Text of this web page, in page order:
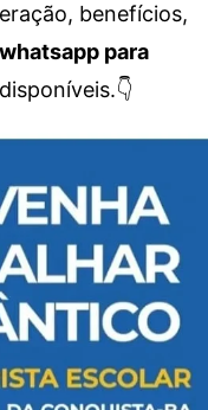
benefícios,
para